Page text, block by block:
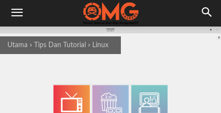
Utama Tips Dan Tutorial Linux